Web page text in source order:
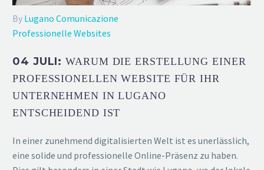
By Lugano Comunicazione
Professionelle Websites
04 JULI:WARUM DIE ERSTELLUNG EINER
PROFESSIONELLEN WEBSITE FÜR IHR
UNTERNEHMEN IN LUGANO
ENTSCHEIDEND IST
In einer zunehmend digitalisierten Welt ist es unerlässlich,
eine solide und professionelle Online-Präsenz zu haben.